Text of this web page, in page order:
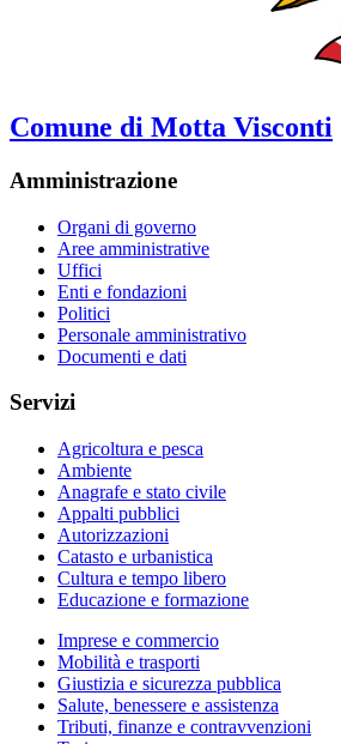
Comune di Motta Visconti
Amministrazione
Organi di governo
Aree amministrative
Uffici
Enti e fondazioni
Politici
Personale amministrativo
Documenti e dati
Servizi
Agricoltura e pesca
Ambiente
Anagrafe e stato civile
Appalti pubblici
Autorizzazioni
Catasto e urbanistica
Cultura e tempo libero
Educazione e formazione
Imprese e commercio
Mobilità e trasporti
Giustizia e sicurezza pubblica
Salute, benessere e assistenza
Tributi, finanze e contravvenzioni